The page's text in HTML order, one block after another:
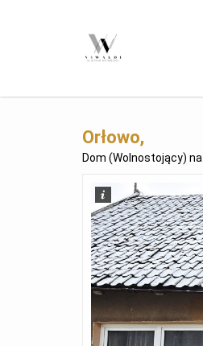
Orłowo,
Dom (Wolnostojący)